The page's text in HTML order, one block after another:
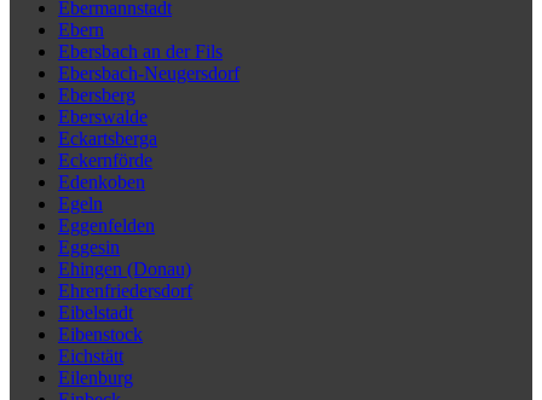
Ebermannstadt
Ebern
Ebersbach an der Fils
Ebersbach-Neugersdorf
Ebersberg
Eberswalde
Eckartsberga
Eckernförde
Edenkoben
Egeln
Eggenfelden
Eggesin
Ehingen (Donau)
Ehrenfriedersdorf
Eibelstadt
Eibenstock
Eichstätt
Eilenburg